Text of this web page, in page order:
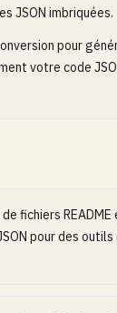
JSON imbriquées.
pour
votre code
fichiers README
pour des outils